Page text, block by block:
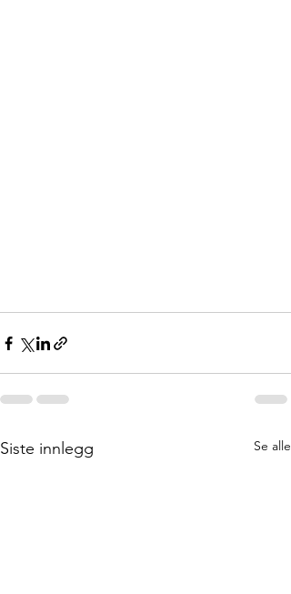
Siste innlegg Se alle